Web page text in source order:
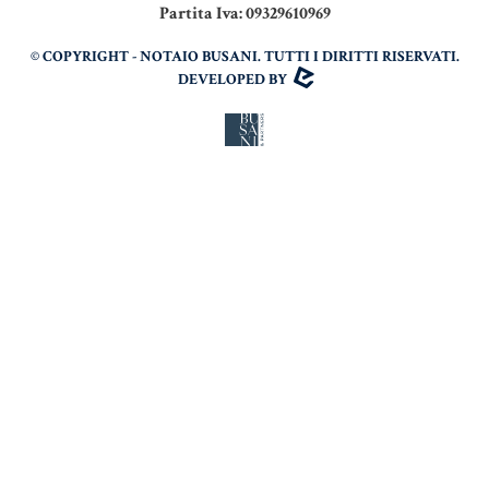
Partita Iva: 09329610969
© COPYRIGHT - NOTAIO BUSANI. TUTTI I DIRITTI RISERVATI.
DEVELOPED BY